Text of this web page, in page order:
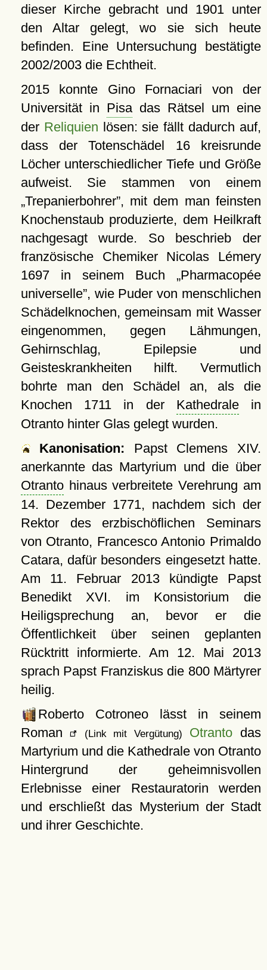
dieser Kirche gebracht und 1901 unter
den Altar gelegt, wo sie sich heute
befinden. Eine Untersuchung bestätigte
2002/2003 die Echtheit.
2015 konnte Gino Fornaciari von der
Universität in Pisadas Rätsel um eine
der Reliquien lösen: sie fällt dadurch auf,
dass der Totenschädel 16 kreisrunde
Löcher unterschiedlicher Tiefe und Größe
aufweist. Sie stammen von einem
Trepanierbohrer , mit dem man feinsten
Knochenstaub produzierte, dem Heilkraft
nachgesagt wurde. So beschrieb der
französische Chemiker Nicolas Lémery
1697 in seinem Buch
Pharmacopée
universelle , wie Puder von menschlichen
Schädelknochen, gemeinsam mit Wasser
eingenommen, gegen Lähmungen,
Gehirnschlag, Epilepsie und
Geisteskrankheiten hilft. Vermutlich
bohrte man den Schädel an, als die
Knochen 1711 in der Kathedralein
Otranto hinter Glas gelegt wurden.
Kanonisation: Papst Clemens XIV.
anerkannte das Martyrium und die über
Otrantohinaus verbreitete Verehrung am
14. Dezember 1771, nachdem sich der
Rektor des erzbischöflichen Seminars
von Otranto, Francesco Antonio Primaldo
Catara, dafür besonders eingesetzt hatte.
Am 11. Februar 2013 kündigte Papst
Benedikt XVI. im Konsistorium die
Heiligsprechung an, bevor er die
Öffentlichkeit über seinen geplanten
Rücktritt informierte. Am 12. Mai 2013
sprach Papst Franziskus die 800 Märtyrer
heilig.
Roberto Cotroneo lässt in seinem
Roman
(Link mit Vergütung) Otranto das
Martyrium und die Kathedrale von Otranto
Hintergrund der geheimnisvollen
Erlebnisse einer Restauratorin werden
und erschließt das Mysterium der Stadt
und ihrer Geschichte.